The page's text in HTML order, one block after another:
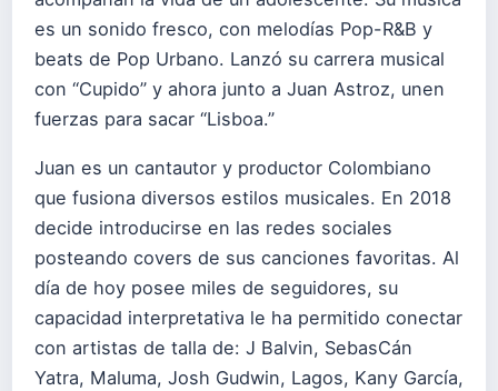
es un sonido fresco, con melodías Pop-R&B y
beats de Pop Urbano. Lanzó su carrera musical
con “Cupido” y ahora junto a Juan Astroz, unen
fuerzas para sacar “Lisboa.”
Juan es un cantautor y productor Colombiano
que fusiona diversos estilos musicales. En 2018
decide introducirse en las redes sociales
posteando covers de sus canciones favoritas. Al
día de hoy posee miles de seguidores, su
capacidad interpretativa le ha permitido conectar
con artistas de talla de: J Balvin, SebasCán
Yatra, Maluma, Josh Gudwin, Lagos, Kany García,